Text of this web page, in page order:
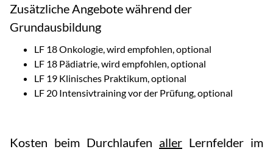
Zusätzliche Angebote während der
Grundausbildung
LF 18 Onkologie, wird empfohlen, optional
LF 18 Pädiatrie, wird empfohlen, optional
LF 19 Klinisches Praktikum, optional
LF 20 Intensivtraining vor der Prüfung, optional
Kosten beim Durchlaufen aller Lernfelder im